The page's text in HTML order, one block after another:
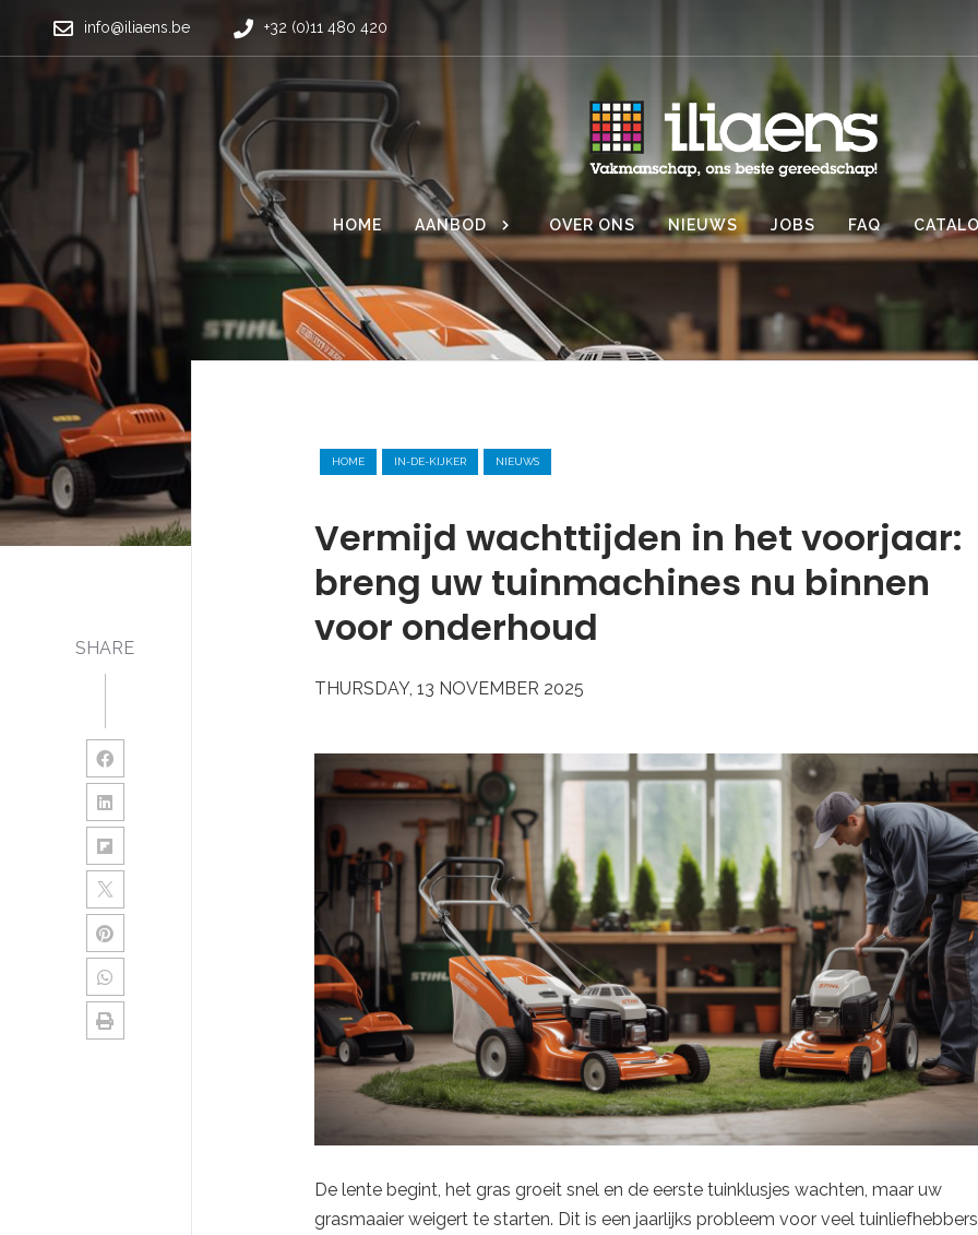
info@iliaens.be +32 (0)11 480 420
HOME AANBOD OVER ONS NIEUWS JOBS FAQ
SHARE
HOME IN-DE-KIJKER NIEUWS
Vermijd wachttijden in het voorjaar:
breng uw tuinmachines nu binnen
voor onderhoud
THURSDAY, 13 NOVEMBER 2025
De lente begint, het gras groeit snel en de eerste tuinklusjes wachten, maar uw
grasmaaier weigert te starten. Dit is een jaarlijks probleem voor veel tuinliefhebbers,